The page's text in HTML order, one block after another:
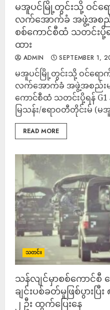
မအူပင်မြို့တွင်းသို့ ဝင်ရ
လက်အောက်ခံ အဖွဲ့အစည်း
စစ်ကောင်စီထံ သတင်းပို့ရ
ထား
ADMIN SEPTEMBER 1,
မအူပင်မြို့တွင်းသို့ ဝင်ရော
လက်အောက်ခံ အဖွဲ့အစည်းမ
ကောင်စီထံ သတင်းပို့ရန် G1
မြသန်း/ဧရာဝတီတိုင်းမ် (
READ MORE
သတင်း
သန်လျင်မှာစစ်ကောင်စီ
ချင်းပစ်ခတ်မှုဖြစ်ပွား
၂ ဦး ထွက်ပြေးနေ